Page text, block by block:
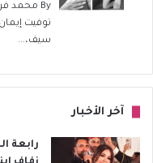
By محمد
توفيت
سيف،...
آخر الأخبار
رابعة